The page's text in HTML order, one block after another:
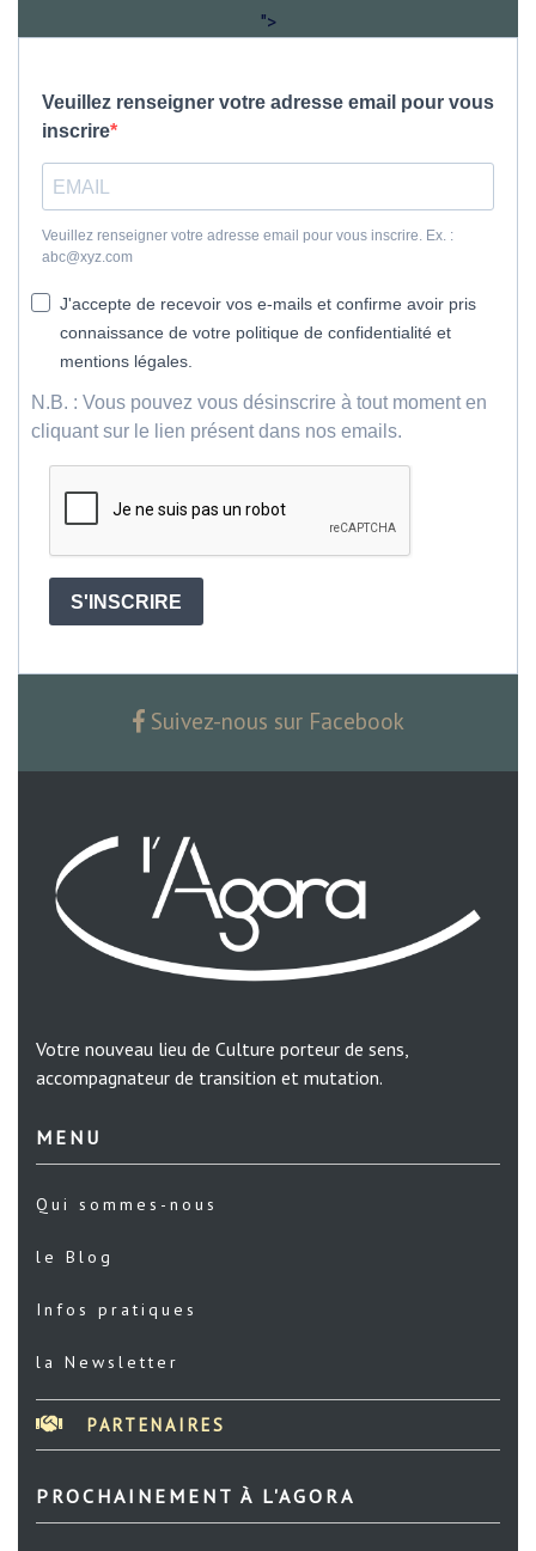
">
Veuillez renseigner votre adresse email pour vous
inscrire
Veuillez renseigner votre adresse email pour vous inscrire. Ex. :
abc@xyz.com
J'accepte de recevoir vos e-mails et confirme avoir pris
connaissance de votre politique de confidentialité et
mentions légales.
N.B. : Vous pouvez vous désinscrire à tout moment en
cliquant sur le lien présent dans nos emails.
S'INSCRIRE
Suivez-nous sur Facebook
Votre nouveau lieu de Culture porteur de sens,
accompagnateur de transition et mutation.
MENU
Qui sommes-nous
le Blog
Infos pratiques
la Newsletter
PARTENAIRES
PROCHAINEMENT À L'AGORA